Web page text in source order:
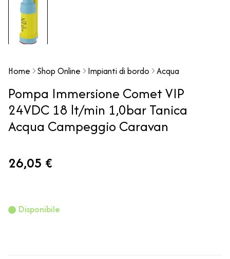
Home Shop Online Impianti di bordo Acqua
Pompa Immersione Comet VIP
24VDC 18 lt/min 1,0bar Tanica
Acqua Campeggio Caravan
26,05 €
Disponibile